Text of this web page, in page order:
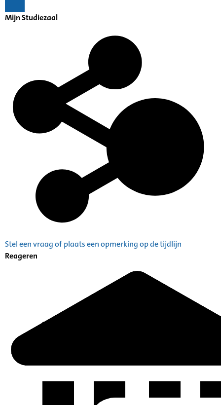
Mijn Studiezaal
Stel een vraag of plaats een opmerking op de tijdlijn
Reageren